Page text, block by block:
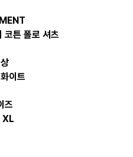
코튼 폴로 셔츠
이트
즈
XL